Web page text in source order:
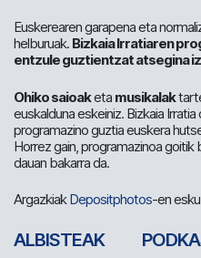
Euskerearen garapena eta
helburuak. Bizkaia Irratiaren
entzule guztientzat atsegina
Ohiko saioaketa musikalak
euskalduna eskeiniz. Bizkaia
programazino guztia euskera
Horrez gain, programazinoa
dauan bakarra da.
ArgazkiakDepositphotos-en
ALBISTEAK